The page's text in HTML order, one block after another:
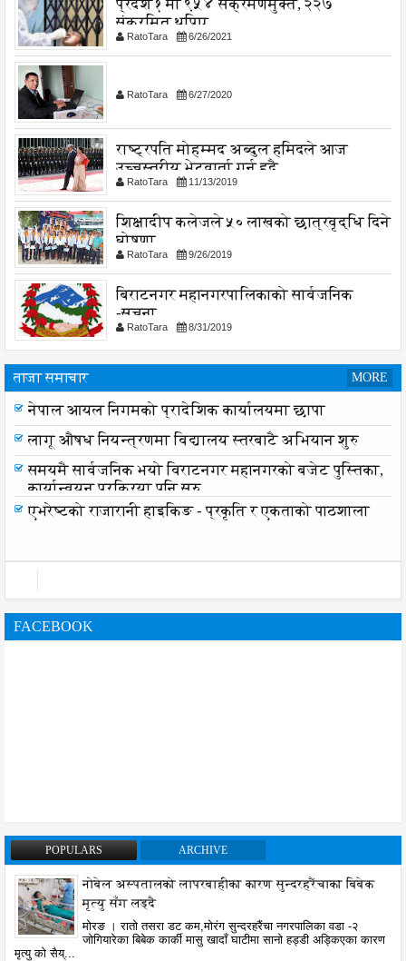
प्रदेश १ मा ९५४ संक्रमणमुक्त, २२७
संक्रमित थपिए
RatoTara 6/26/2021
RatoTara 6/27/2020
राष्ट्रपति मोहम्मद अब्दुल हमिदले आज
उच्चस्तरीय भेटवार्ता गर्नु हुदै,
RatoTara 11/13/2019
शिक्षादीप कलेजले ५० लाखको छात्रवृद्धि दिने
घोषणा
RatoTara 9/26/2019
बिराटनगर महानगरपालिकाको सार्वजनिक
-सुचना
RatoTara 8/31/2019
ताजा समाचार MORE
नेपाल आयल निगमको प्रादेशिक कार्यालयमा छापा
लागू औषध नियन्त्रणमा विद्यालय स्तरबाटै अभियान शुरु
समयमै सार्वजनिक भयो विराटनगर महानगरको बजेट पुस्तिका,
कार्यान्वयन प्रक्रिया पनि सुरु
एभरेष्टको राजारानी हाइकिङ - प्रकृति र एकताको पाठशाला
FACEBOOK
POPULARS ARCHIVE
नोबेल अस्पतालको लापरबाहीका कारण सुन्दरहरैंचाका बिबेक
मृत्यु सँग लड्दै
मोरङ । रातो तसरा डट कम,मोरंग सुन्दरहरैंचा नगरपालिका वडा -२
जोगियारेका बिबेक कार्की मासु खादाँ घाटीमा सानो हड्डी अड्किएका कारण
मृत्यु को सैय्...